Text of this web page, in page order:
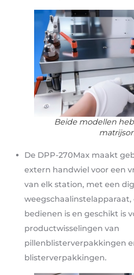
Beide modellen
De DPP-270Max maakt
extern handwiel voor een
van elk station, met een
bedienen is en geschikt is
productwisselingen van
pillenblisterverpakkingen
blisterverpakkingen.